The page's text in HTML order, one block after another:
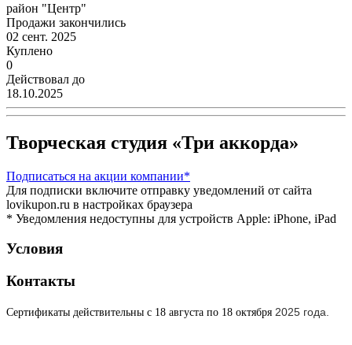
район "Центр"
Продажи закончились
02 сент. 2025
Куплено
0
Действовал до
18.10.2025
Творческая студия «Три аккорда»
Подписаться на акции компании*
Для подписки включите отправку уведомлений от сайта
lovikupon.ru в настройках браузера
* Уведомления недоступны для устройств Apple: iPhone, iPad
Условия
Контакты
Сертификаты действительны с 18 августа по 18 октября 2025 года.